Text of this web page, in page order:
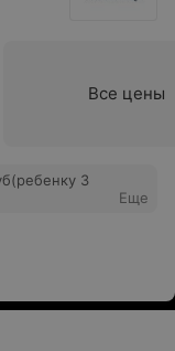
Все цены
3
Еще